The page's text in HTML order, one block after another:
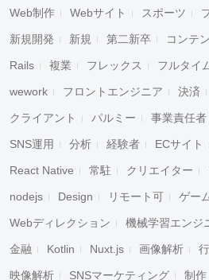
Web制作 Webサイト スポーツ
新規開発 新規 第二新卒 コンテ
Rails 複業 フレックス フルタイ
wework フロントエンジニア 決済
クライアント パルミー 事業責任者
SNS運用 分析 経験者 ECサイト
React Native 常駐 クリエイター
nodejs Design リモート可 ゲー
Webディレクション 機械学習エンジ
金融 Kotlin Nuxt.js 画像解析
映像解析 SNSマーケティング 制作